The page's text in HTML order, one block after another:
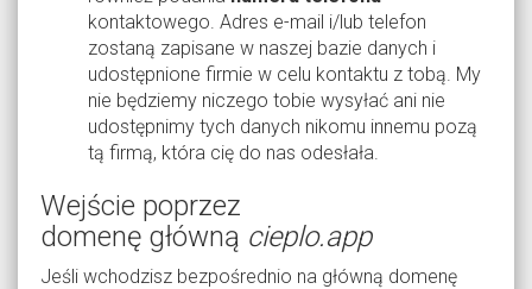
kontaktowego. Adres e-mail i/lub telefon
zostaną zapisane w naszej bazie danych i
udostępnione firmie w celu kontaktu z tobą. My
nie będziemy niczego tobie wysyłać ani nie
udostępnimy tych danych nikomu innemu pozą
tą firmą, która cię do nas odesłała.
Wejście poprzez
domenę główną cieplo.app
Jeśli wchodzisz bezpośrednio na główną domenę